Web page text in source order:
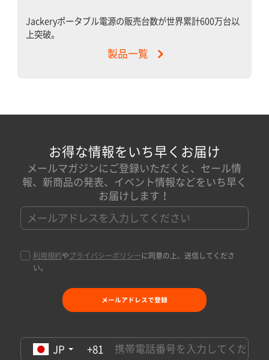
Jackeryポータブル電源の販売台数が世界累計600万台以
上突破。
製品一覧
お得な情報をいち早くお届け
メールマガジンにご登録いただくと、セール情
報、新商品の発表、イベント情報などをいち早く
お届けします！
利用規約やプライバシーポリシーに同意の上、送信してくださ
い。
メールアドレスで登録
JP +81